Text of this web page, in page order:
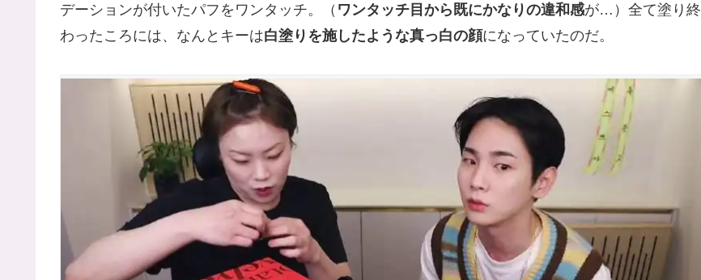
デーションが付いたパフをワンタッチ。（ ワンタッチ目から既にかなりの違和感が…）全て塗り終
わったころには、なんとキーは白塗りを施したような真っ白の顔になっていたのだ。